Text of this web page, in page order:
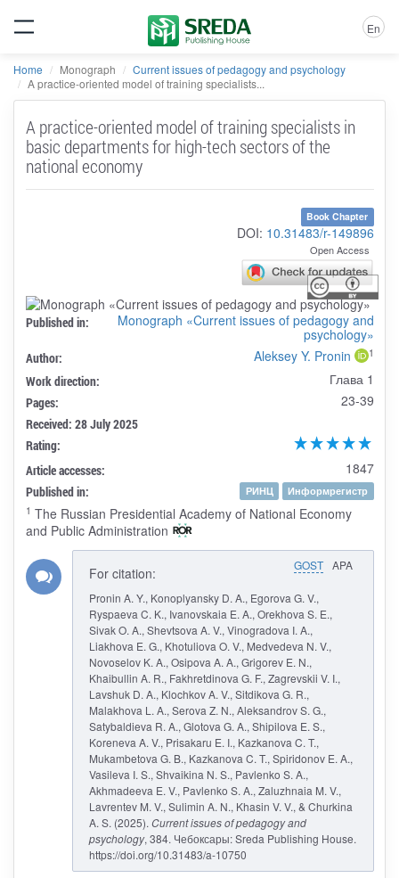
En
Home Monograph
Current issues of pedagogy and psychology
A practice-oriented model of training specialists...
A practice-oriented model of training specialists in
basic departments for high-tech sectors of the
national economy
Book Chapter
DOI: 10.31483/r-149896
Open Access
Published in:
Monograph «Current issues of pedagogy and
psychology»
Author: Aleksey Y. Pronin 1
Work direction: Глава 1
Pages: 23-39
Received: 28 July 2025
Rating:
Article accesses:
1847
Published in: РИНЦ
Информрегистр
1 The Russian Presidential Academy of National Economy
and Public Administration
GOST APA
For citation:
Pronin A. Y., Konoplyansky D. A., Egorova G. V.,
Ryspaeva C. K., Ivanovskaia E. A., Orekhova S. E.,
Sivak O. A., Shevtsova A. V., Vinogradova I. A.,
Liakhova E. G., Khotuliova O. V., Medvedeva N. V.,
Novoselov K. A., Osipova A. A., Grigorev E. N.,
Khaibullin A. R., Fakhretdinova G. F., Zagrevskii V. I.,
Lavshuk D. A., Klochkov A. V., Sitdikova G. R.,
Malakhova L. A., Serova Z. N., Aleksandrov S. G.,
Satybaldieva R. A., Glotova G. A., Shipilova E. S.,
Koreneva A. V., Prisakaru E. I., Kazkanova C. T.,
Mukambetova G. B., Kazkanova C. T., Spiridonov E. A.,
Vasileva I. S., Shvaikina N. S., Pavlenko S. A.,
Akhmadeeva E. V., Pavlenko S. A., Zaluzhnaia M. V.,
Lavrentev M. V., Sulimin A. N., Khasin V. V., & Churkina
A. S. (2025). Current issues of pedagogy and
psychology, 384. Чебоксары: Sreda Publishing House.
https://doi.org/10.31483/a-10750